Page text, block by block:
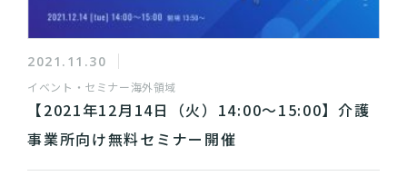
2021.11.30
イベント・セミナー海外領域
【2021年12月14日（火）14:00～15:00】介護
事業所向け無料セミナー開催